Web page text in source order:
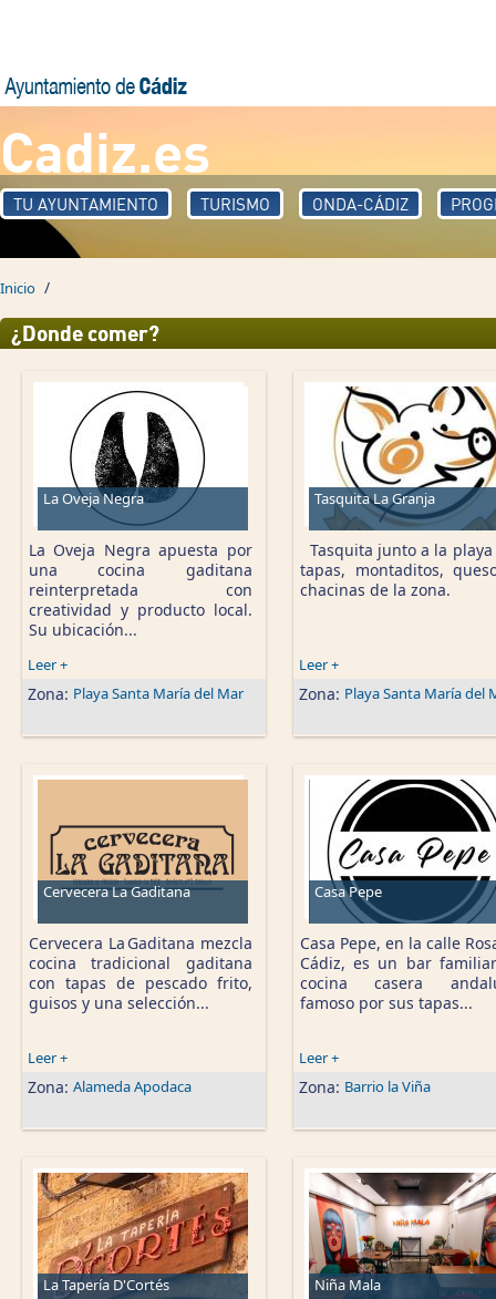
Cadiz.es
TU AYUNTAMIENTO TURISMO ONDA-CÁDIZ
Inicio /
¿Donde comer?
La Oveja Negra
La Oveja Negra apuesta por
una cocina gaditana
reinterpretada con
creatividad y producto local.
Su ubicación...
Leer +
Zona: Playa Santa María del Mar
Tasquita La Granja
Tasquita junto a la playa
tapas, montaditos,
chacinas de la zona.
Leer +
Zona: Playa Santa María del
Cervecera La Gaditana
Cervecera La Gaditana mezcla
cocina tradicional gaditana
con tapas de pescado frito,
guisos y una selección...
Leer +
Zona: Alameda Apodaca
Casa Pepe
Casa Pepe, en la calle
Cádiz, es un bar
cocina casera
famoso por sus tapas...
Leer +
Zona: Barrio la Viña
La Tapería D'Cortés Niña Mala
Páginas